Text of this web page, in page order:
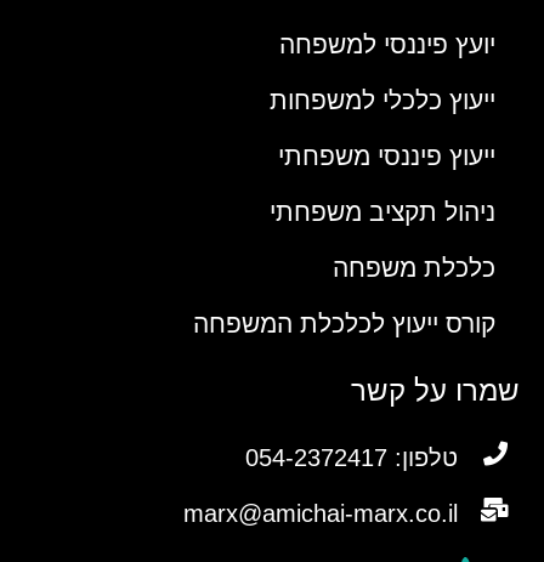
יועץ פיננסי למשפחה
ייעוץ כלכלי למשפחות
ייעוץ פיננסי משפחתי
ניהול תקציב משפחתי
כלכלת משפחה
קורס ייעוץ לכלכלת המשפחה
שמרו על קשר
טלפון: 054-2372417
marx@amichai-marx.co.il